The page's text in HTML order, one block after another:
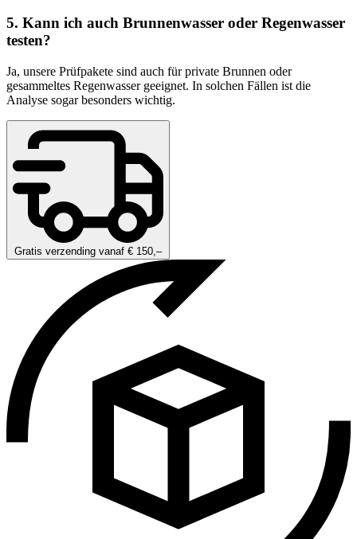
5. Kann ich auch Brunnenwasser oder Regenwasser
testen?
Ja, unsere Prüfpakete sind auch für private Brunnen oder
gesammeltes Regenwasser geeignet. In solchen Fällen ist die
Analyse sogar besonders wichtig.
Gratis verzending vanaf € 150,–